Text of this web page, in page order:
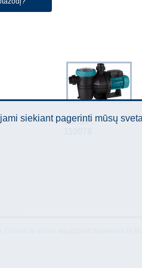
Kodas :
siekiant pagerinti mūsų